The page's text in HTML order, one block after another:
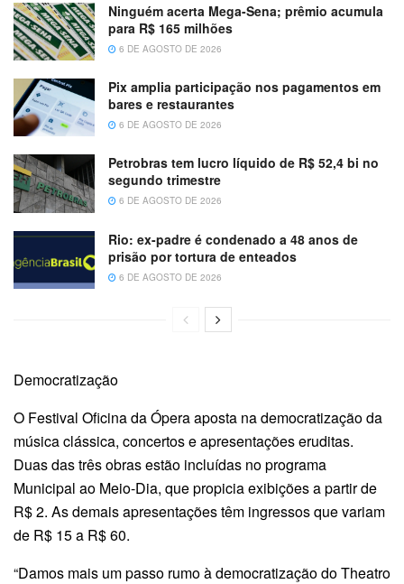
Ninguém acerta Mega-Sena; prêmio acumula
para R$ 165 milhões
6 DE AGOSTO DE 2026
Pix amplia participação nos pagamentos em
bares e restaurantes
6 DE AGOSTO DE 2026
Petrobras tem lucro líquido de R$ 52,4 bi no
segundo trimestre
6 DE AGOSTO DE 2026
Rio: ex-padre é condenado a 48 anos de
prisão por tortura de enteados
6 DE AGOSTO DE 2026
Democratização
O Festival Oficina da Ópera aposta na democratização da
música clássica, concertos e apresentações eruditas.
Duas das três obras estão incluídas no programa
Municipal ao Meio-Dia, que propicia exibições a partir de
R$ 2. As demais apresentações têm ingressos que variam
de R$ 15 a R$ 60.
“Damos mais um passo rumo à democratização do Theatro